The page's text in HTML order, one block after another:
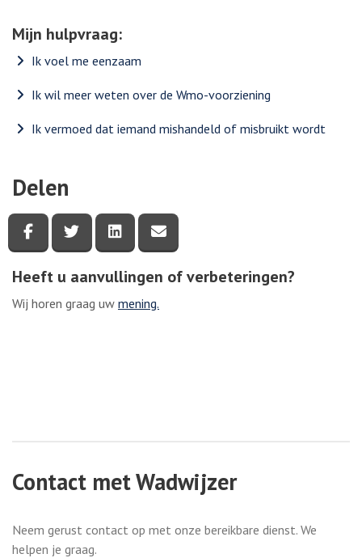
Mijn hulpvraag:
Ik voel me eenzaam
Ik wil meer weten over de Wmo-voorziening
Ik vermoed dat iemand mishandeld of misbruikt wordt
Delen
Deel deze pagina via Facebook
Deel deze pagina via Twitter
Deel deze pagina via LinkedIn
Heeft u aanvullingen of verbeteringen?
Wij horen graag uw mening.
Contact met Wadwijzer
Neem gerust contact op met onze bereikbare dienst. We
helpen je graag.